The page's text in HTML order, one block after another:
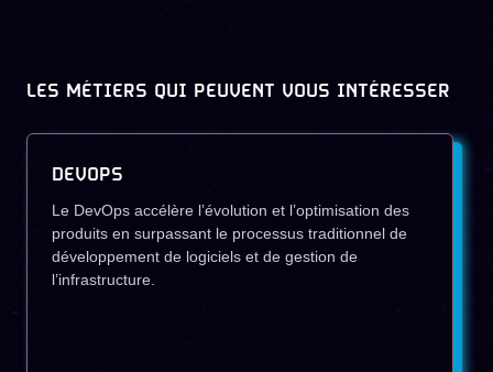
LES MÉTIERS QUI PEUVENT VOUS INTÉRESSER
DEVOPS
Le DevOps accélère l’évolution et l’optimisation des
produits en surpassant le processus traditionnel de
développement de logiciels et de gestion de
l’infrastructure.